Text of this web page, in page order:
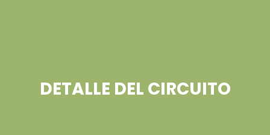
DETALLE DEL CIRCUITO